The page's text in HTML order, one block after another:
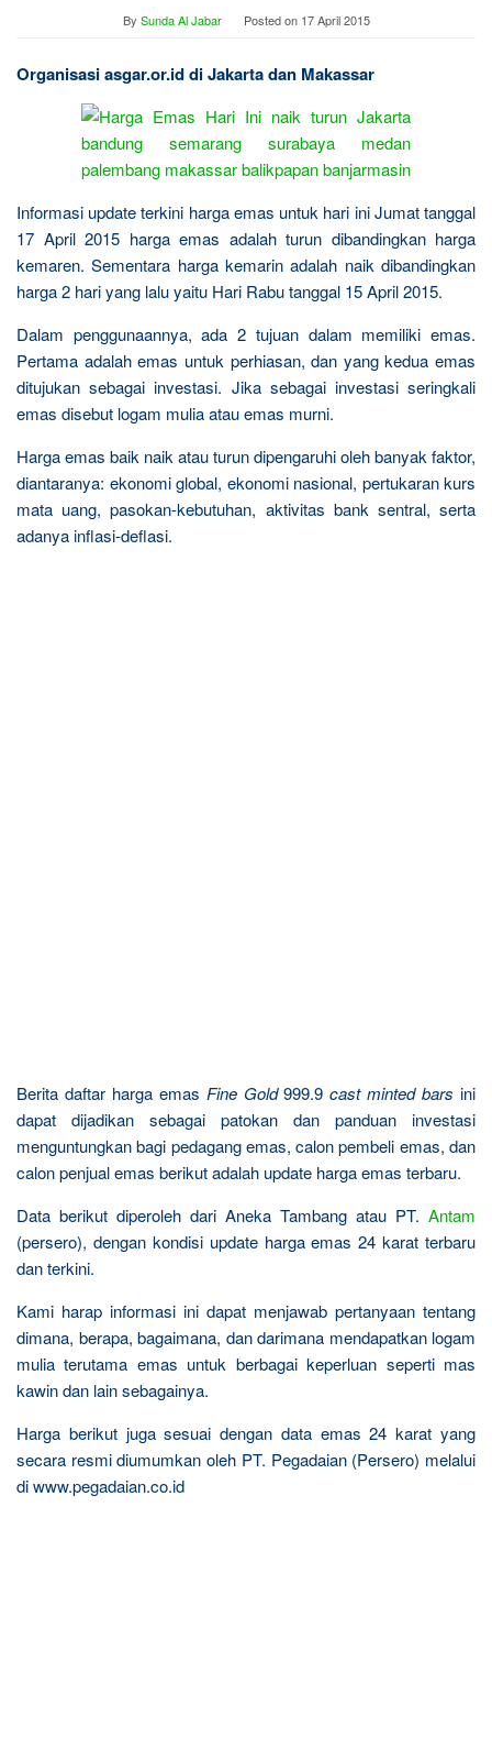
By Sunda Al Jabar Posted on 17 April 2015
Organisasi asgar.or.id di Jakarta dan Makassar
Informasi update terkini harga emas untuk hari ini Jumat tanggal
17 April 2015 harga emas adalah turun dibandingkan harga
kemaren. Sementara harga kemarin adalah naik dibandingkan
harga 2 hari yang lalu yaitu Hari Rabu tanggal 15 April 2015.
Dalam penggunaannya, ada 2 tujuan dalam memiliki emas.
Pertama adalah emas untuk perhiasan, dan yang kedua emas
ditujukan sebagai investasi. Jika sebagai investasi seringkali
emas disebut logam mulia atau emas murni.
Harga emas baik naik atau turun dipengaruhi oleh banyak faktor,
diantaranya: ekonomi global, ekonomi nasional, pertukaran kurs
mata uang, pasokan-kebutuhan, aktivitas bank sentral, serta
adanya inflasi-deflasi.
Berita daftar harga emas Fine Gold999.9cast minted barsini
dapat dijadikan sebagai patokan dan panduan investasi
menguntungkan bagi pedagang emas, calon pembeli emas, dan
calon penjual emas berikut adalah update harga emas terbaru.
Data berikut diperoleh dari Aneka Tambang atau PT. Antam
(persero), dengan kondisi update harga emas 24 karat terbaru
dan terkini.
Kami harap informasi ini dapat menjawab pertanyaan tentang
dimana, berapa, bagaimana, dan darimana mendapatkan logam
mulia terutama emas untuk berbagai keperluan seperti mas
kawin dan lain sebagainya.
Harga berikut juga sesuai dengan data emas 24 karat yang
secara resmi diumumkan oleh PT. Pegadaian (Persero) melalui
di www.pegadaian.co.id